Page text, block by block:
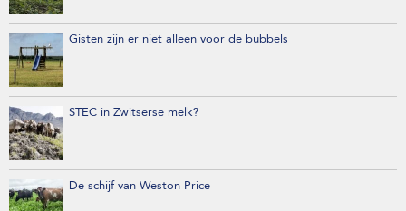
Gisten zijn er niet alleen voor de bubbels
STEC in Zwitserse melk?
De schijf van Weston Price